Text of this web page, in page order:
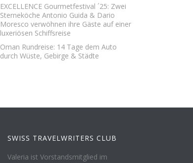
EXCELLENCE Gourmetfestival ´25: Zwei
Sterneköche Antonio Guida & Dario
Moresco verwöhnen ihre Gäste auf einer
luxeriösen Schiffsreise
Oman Rundreise: 14 Tage dem Auto
durch Wüste, Gebirge & Städte
SWISS TRAVELWRITERS CLUB
Valeria ist Vorstandsmitglied im